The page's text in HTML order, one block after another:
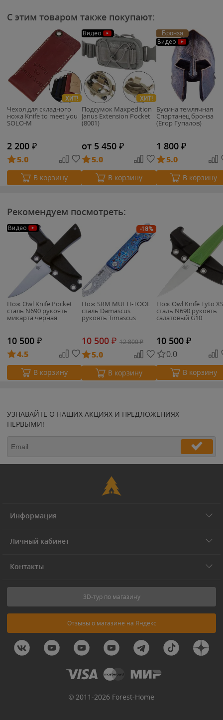
С этим товаром также покупают:
ХИТ!
Чехол для складного
ножа Knife to meet you
SOLO-M
2 200 ₽
5.0
В корзину
Видео
ХИТ!
Подсумок Maxpedition
Janus Extension Pocket
(8001)
от 5 450 ₽
5.0
В корзину
Бронза
Видео
Бусина темлячная
Спартанец бронза
(Егор Гупалов)
1 800 ₽
5.0
В корзину
Рекомендуем посмотреть:
Видео
Нож Owl Knife Pocket
сталь N690 рукоять
микарта черная
10 500 ₽
4.5
В корзину
-18%
Нож SRM MULTI-TOOL
сталь Damascus
рукоять Timascus
10 500 ₽ 12 800₽
5.0
В корзину
Нож Owl Knife Tyto
сталь N690 рукоять
салатовый G10
10 500 ₽
0.0
В корзину
УЗНАВАЙТЕ О НАШИХ АКЦИЯХ И ПРЕДЛОЖЕНИЯХ
ПЕРВЫМИ!
Информация
Личный кабинет
Контакты
3D-тур по магазину
Отзывы о магазине на Яндекс
© 2011-2026 Forest-Home